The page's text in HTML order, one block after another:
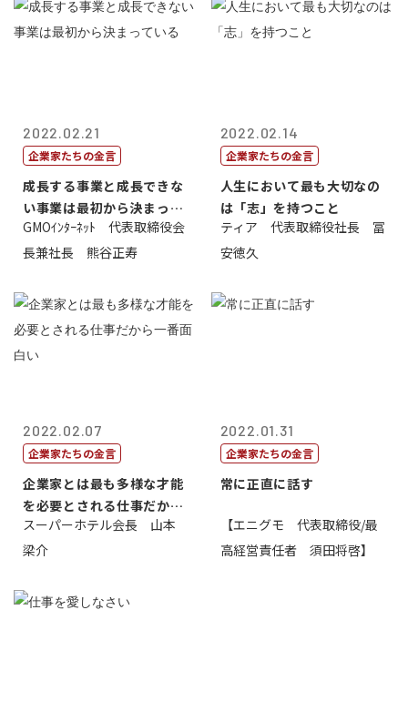
2022.02.21
企業家たちの金言
成長する事業と成長できな
い事業は最初から決まって
いる
GMOｲﾝﾀｰﾈｯﾄ 代表取締役会
長兼社長 熊谷正寿
2022.02.14
企業家たちの金言
人生において最も大切なの
は「志」を持つこと
ティア 代表取締役社長 冨
安徳久
2022.02.07
企業家たちの金言
企業家とは最も多様な才能
を必要とされる仕事だから
一番面白い
スーパーホテル会長 山本
梁介
2022.01.31
企業家たちの金言
常に正直に話す
【エニグモ 代表取締役/最
高経営責任者 須田将啓】